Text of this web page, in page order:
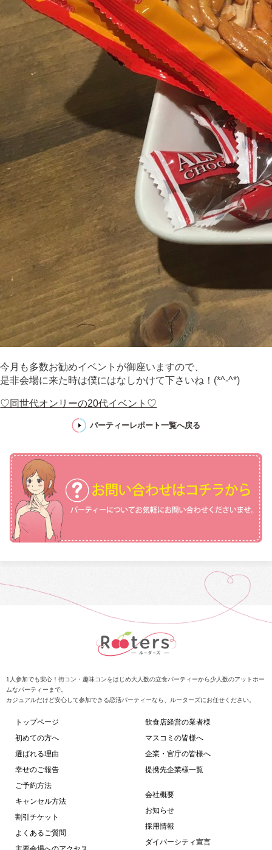
今月も多数お勧めイベントが御座いますので、
是非会場に来た時は僕にはなしかけて下さいね！(*^-^*)
♡同世代オンリーの20代イベント♡
パーティーレポート一覧へ戻る
1人参加でも安心！街コン・趣味コンをはじめ大人数の立食パーティーから少人数のアットホー
ムなパーティーまで。
カジュアルだけど安心して参加できる恋活パーティーなら、ルーターズにお任せください。
トップページ
初めての方へ
選ばれる理由
幸せのご報告
ご予約方法
キャンセル方法
割引チケット
よくあるご質問
飲食店経営の業者様
マスコミの皆様へ
企業・官庁の皆様へ
提携先企業様一覧
会社概要
お知らせ
採用情報
ダイバーシティ宣言